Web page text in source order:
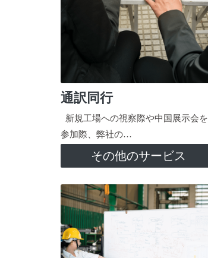
通訳同行
新規工場への視察際や中国展示会を
参加際、弊社の…
その他のサービス